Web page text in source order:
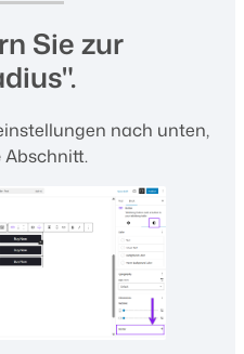
Sie zur
nach unten,
Abschnitt.